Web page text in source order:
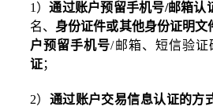
1 ）通过账户预留手机号/邮箱认
名、 身份证件或其他身份证明文
户预留手机号/邮箱、 短信验证
证；
2） 通过账户交易信息认证的方